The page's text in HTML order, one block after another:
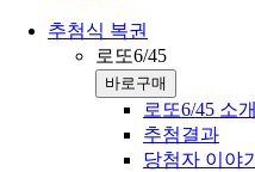
추첨식 복권
로또6/45
바로구매
로또6/45 소개
추첨결과
당첨자 이야기